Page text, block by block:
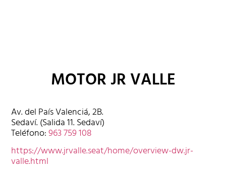
MOTOR JR VALLE
Av. del País Valenciá, 2B.
Sedaví. (Salida 11. Sedaví)
Teléfono:963 759 108
https://www.jrvalle.seat/home/overview-dw.jr-
valle.html